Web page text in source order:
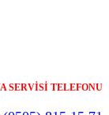
SERVİSİ TELEFONU